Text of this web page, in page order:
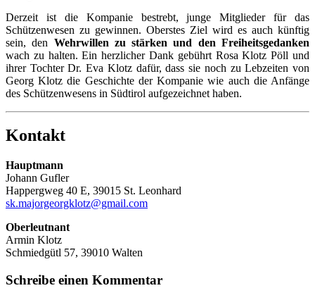
Derzeit ist die Kompanie bestrebt, junge Mitglieder für das
Schützenwesen zu gewinnen. Oberstes Ziel wird es auch künftig
sein, den Wehrwillen zu stärken und den Freiheitsgedanken
wach zu halten. Ein herzlicher Dank gebührt Rosa Klotz Pöll und
ihrer Tochter Dr. Eva Klotz dafür, dass sie noch zu Lebzeiten von
Georg Klotz die Geschichte der Kompanie wie auch die Anfänge
des Schützenwesens in Südtirol aufgezeichnet haben.
Kontakt
Hauptmann
Johann Gufler
Happergweg 40 E, 39015 St. Leonhard
sk.majorgeorgklotz@gmail.com
Oberleutnant
Armin Klotz
Schmiedgütl 57, 39010 Walten
Schreibe einen Kommentar